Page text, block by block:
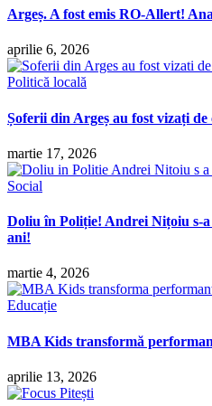
Argeș. A fost emis RO-Allert!
aprilie 6, 2026
Politică locală
Șoferii din Argeș au fost vizați de
martie 17, 2026
Social
Doliu în Poliție! Andrei Nițoiu s-
ani!
martie 4, 2026
Educație
MBA Kids transformă
aprilie 13, 2026